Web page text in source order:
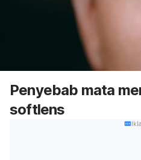
Penyebab mata
softlens